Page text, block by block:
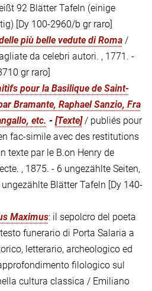
92 Blätter Tafeln (einige
[Dy 100-2960/b gr raro]
più belle vedute di Roma /
da celebri autori. , 1771. -
gr raro]
pour la Basilique de Saint-
Bramante, Raphael Sanzio, Fra
etc. - [Texte]/ publiés pour
fac-simile avec des restitutions
texte par le B.on Henry de
, 1875. - 6 ungezählte Seiten,
ungezählte Blätter Tafeln [Dy 140-
Maximus: il sepolcro del poeta
funerario di Porta Salaria a
letterario, archeologico ed
filologico sul
cultura classica / Emiliano